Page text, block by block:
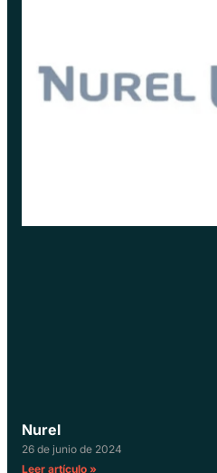
Nurel
26 de junio de 2024
Leer artículo »